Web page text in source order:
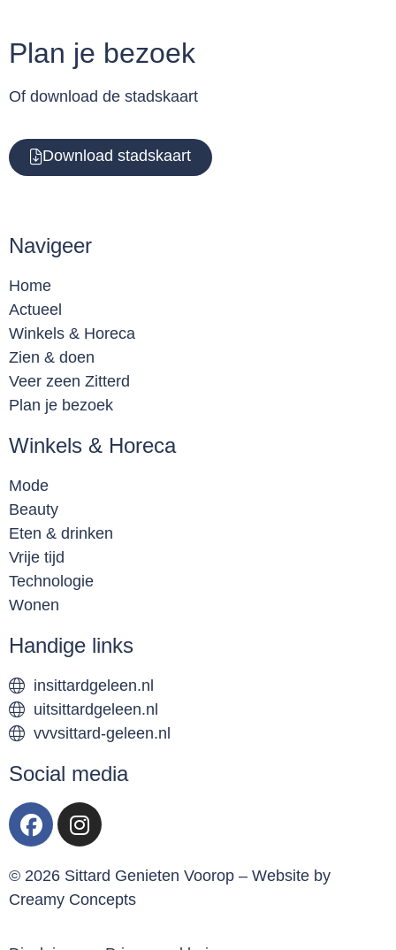
Plan je bezoek
Of download de stadskaart
Download stadskaart
Navigeer
Home
Actueel
Winkels & Horeca
Zien & doen
Veer zeen Zitterd
Plan je bezoek
Winkels & Horeca
Mode
Beauty
Eten & drinken
Vrije tijd
Technologie
Wonen
Handige links
insittardgeleen.nl
uitsittardgeleen.nl
vvvsittard-geleen.nl
Social media
© 2026 Sittard Genieten Voorop – Website by
Creamy Concepts